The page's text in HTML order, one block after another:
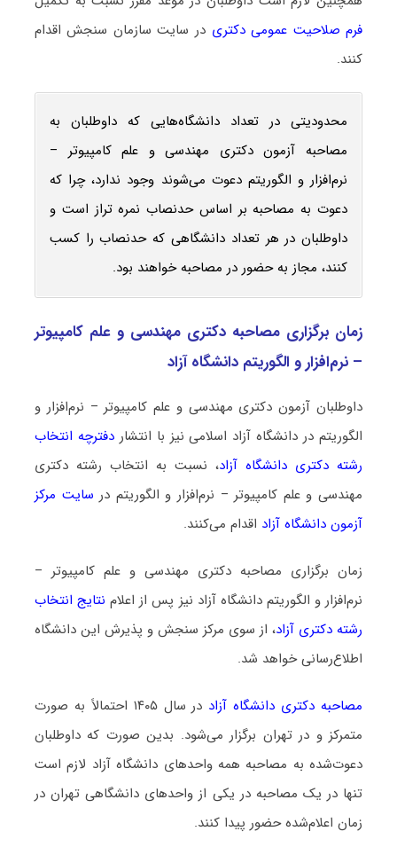
فرم صلاحیت عمومی دکتری در سایت سازمان سنجش اقدام
کنند.
محدودیتی در تعداد دانشگاه‌هایی که داوطلبان به
مصاحبه آزمون دکتری مهندسی و علم کامپیوتر –
نرم‌افزار و الگوریتم دعوت می‌شوند وجود ندارد، چرا که
دعوت به مصاحبه بر اساس حدنصاب نمره تراز است و
داوطلبان در هر تعداد دانشگاهی که حدنصاب را کسب
کنند، مجاز به حضور در مصاحبه خواهند بود.
زمان برگزاری مصاحبه دکتری مهندسی و علم کامپیوتر
– نرم‌افزار و الگوریتم دانشگاه آزاد
داوطلبان آزمون دکتری مهندسی و علم کامپیوتر – نرم‌افزار و
الگوریتم در دانشگاه آزاد اسلامی نیز با انتشاردفترچه انتخاب
رشته دکتری دانشگاه آزاد، نسبت به انتخاب رشته دکتری
مهندسی و علم کامپیوتر – نرم‌افزار و الگوریتم در سایت مرکز
آزمون دانشگاه آزاد اقدام می‌کنند.
زمان برگزاری مصاحبه دکتری مهندسی و علم کامپیوتر –
نرم‌افزار و الگوریتم دانشگاه آزاد نیز پس از اعلام نتایج انتخاب
رشته دکتری آزاد، از سوی مرکز سنجش و پذیرش این دانشگاه
اطلاع‌رسانی خواهد شد.
مصاحبه دکتری دانشگاه آزاد
در سال ۱۴۰۵ احتمالاً به صورت
متمرکز و در تهران برگزار می‌شود. بدین صورت که داوطلبان
دعوت‌شده به مصاحبه همه واحدهای دانشگاه آزاد لازم است
تنها در یک مصاحبه در یکی از واحدهای دانشگاهی تهران در
زمان اعلام‌شده حضور پیدا کنند.